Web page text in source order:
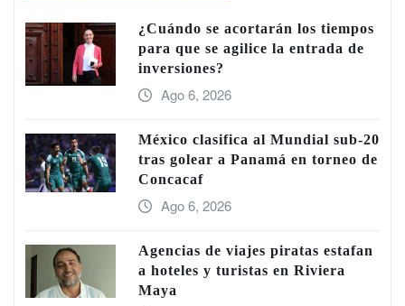
¿Cuándo se acortarán los tiempos
para que se agilice la entrada de
inversiones?
Ago 6, 2026
México clasifica al Mundial sub-20
tras golear a Panamá en torneo de
Concacaf
Ago 6, 2026
Agencias de viajes piratas estafan
a hoteles y turistas en Riviera
Maya